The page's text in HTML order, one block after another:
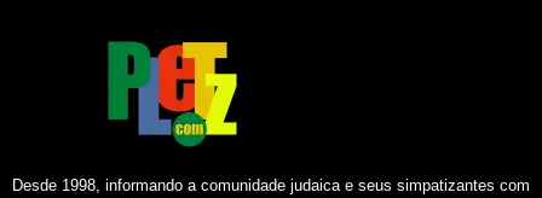
Desde 1998, informando a comunidade judaica e seus simpatizantes com